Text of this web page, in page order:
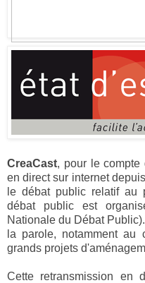
CreaCast, pour le compte
en direct sur internet
le débat public relatif au
débat public est
Nationale du Débat
la parole, notamment au
grands projets
Cette retransmission en